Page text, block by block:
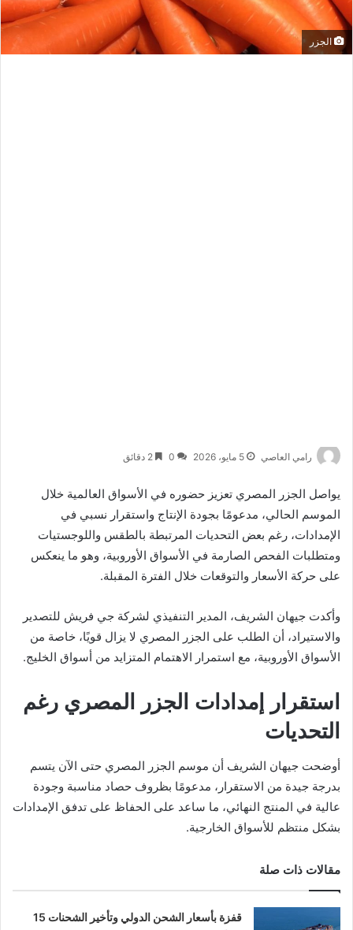
رامي العاصي 5 مايو، 2026 0
يواصل الجزر المصري تعزيز حضوره في الأسواق العالمية خلال
الموسم الحالي، مدعومًا بجودة الإنتاج واستقرار نسبي في
الإمدادات، رغم بعض التحديات المرتبطة بالطقس واللوجستيات
ومتطلبات الفحص الصارمة في الأسواق الأوروبية، وهو ما ينعكس
على حركة الأسعار والتوقعات خلال الفترة المقبلة.
وأكدت جيهان الشريف، المدير التنفيذي لشركة جي فريش للتصدير
والاستيراد، أن الطلب على الجزر المصري لا يزال قويًا، خاصة من
الأسواق الأوروبية، مع استمرار الاهتمام المتزايد من أسواق الخليج.
استقرار إمدادات الجزر المصري رغم
التحديات
أوضحت جيهان الشريف أن موسم الجزر المصري حتى الآن يتسم
بدرجة جيدة من الاستقرار، مدعومًا بظروف حصاد مناسبة وجودة
عالية في المنتج النهائي، ما ساعد على الحفاظ على تدفق الإمدادات
بشكل منتظم للأسواق الخارجية.
مقالات ذات صلة
قفزة بأسعار الشحن الدولي وتأخير الشحنات 15